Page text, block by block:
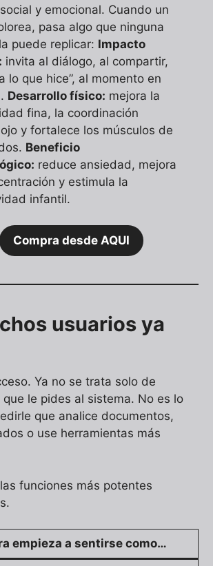
y emocional. Cuando un
pasa algo que ninguna
puede replicar: Impacto
invita al diálogo, al compartir,
lo que hice”, al momento en
Desarrollo físico: mejora la
fina, la coordinación
y fortalece los músculos de
Beneficio
reduce ansiedad, mejora
y estimula la
infantil.
Compra desde AQUI
usuarios ya
Ya no se trata solo de
le pides al sistema. No es lo
que analice documentos,
o use herramientas más
funciones más potentes
empieza a sentirse como…